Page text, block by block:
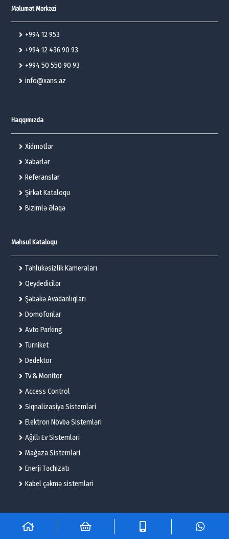
Məlumat Mərkəzi
+994 12 953
+994 12 436 90 93
+994 50 550 90 93
info@xans.az
Haqqımızda
Xidmətlər
Xəbərlər
Referanslar
Şirkət Kataloqu
Bizimlə Əlaqə
Məhsul Kataloqu
Təhlükəsizlik Kameraları
Qeydedicilər
Şəbəkə Avadanlıqları
Domofonlar
Avto Parking
Turniket
Dedektor
Tv & Monitor
Access Control
Siqnalizasiya Sistemləri
Elektron Növbə Sistemləri
Ağıllı Ev Sistemləri
Mağaza Sistemləri
Enerji Təchizatı
Kabel çəkmə sistemləri
© 2025 – Flame Technologies